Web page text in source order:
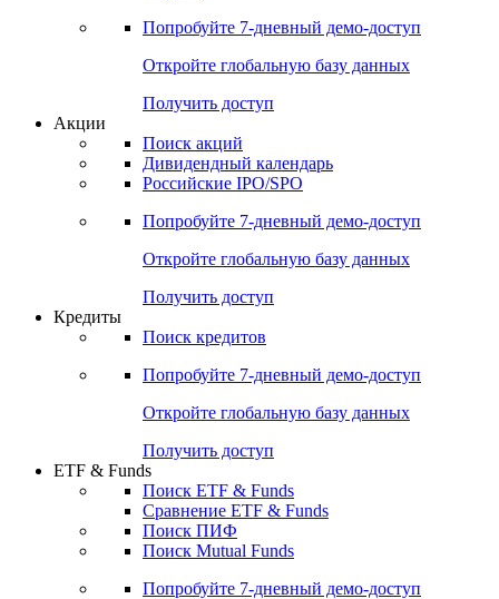
Попробуйте 7-дневный демо-доступ
Откройте глобальную базу данных
Получить доступ
Акции
Поиск акций
Дивидендный календарь
Российские IPO/SPO
Попробуйте 7-дневный демо-доступ
Откройте глобальную базу данных
Получить доступ
Кредиты
Поиск кредитов
Попробуйте 7-дневный демо-доступ
Откройте глобальную базу данных
Получить доступ
ETF & Funds
Поиск ETF & Funds
Сравнение ETF & Funds
Поиск ПИФ
Поиск Mutual Funds
Попробуйте 7-дневный демо-доступ